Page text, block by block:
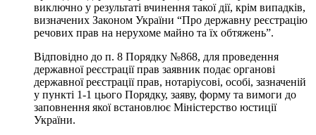
виключно у результаті вчинення такої дії, крім випадків,
визначених Законом України “Про державну реєстрацію
речових прав на нерухоме майно та їх обтяжень”.
Відповідно до п. 8 Порядку №868, для проведення
державної реєстрації прав заявник подає органові
державної реєстрації прав, нотаріусові, особі, зазначеній
у пункті 1-1 цього Порядку, заяву, форму та вимоги до
заповнення якої встановлює Міністерство юстиції
України.